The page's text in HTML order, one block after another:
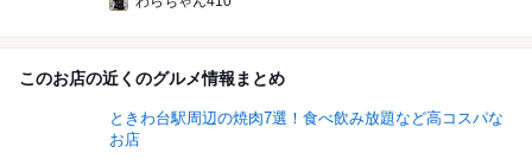
このお店の近くのグルメ情報まとめ
ときわ台駅周辺の焼肉7選！食べ飲み放題など高コスパな
お店